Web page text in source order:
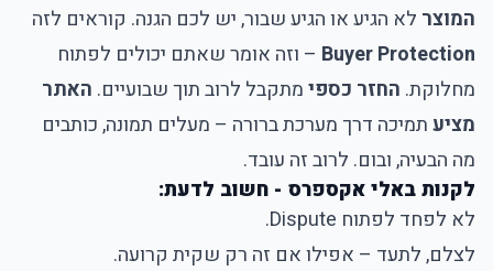
המוצר לא הגיע או הגיע שבור, יש לכם הגנה. קוראים לזה
Buyer Protection – וזה אומר שאתם יכולים לפתוח
מחלוקת. החזר כספימתקבל לרוב תוך שבועיים. האתר
מציעתמיכה דרך מערכת ברורה – מעלים תמונה, כותבים
מה הבעיה, ובום. לרוב זה עובד.
לקנות באלי אקספרס - חשוב לדעת:
לא לפחד לפתוח Dispute.
לצלם, לתעד – אפילו אם זה רק שקית קרועה.